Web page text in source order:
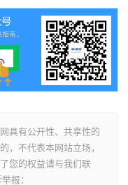
具有公开性、共享性的
，不代表本网站立场，
您的权益请与我们联
报：